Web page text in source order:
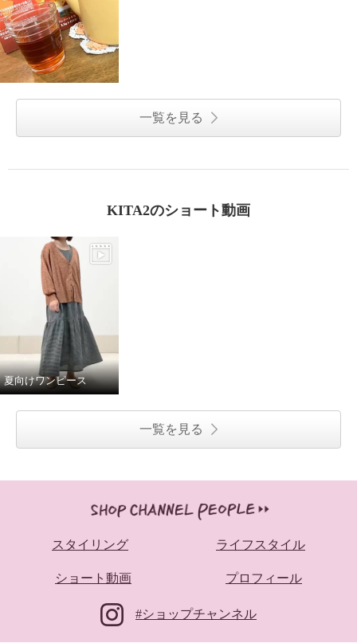
一覧を見る
KITA2のショート動画
夏向けワンピース
一覧を見る
スタイリング ライフスタイル
ショート動画 プロフィール
#ショップチャンネル